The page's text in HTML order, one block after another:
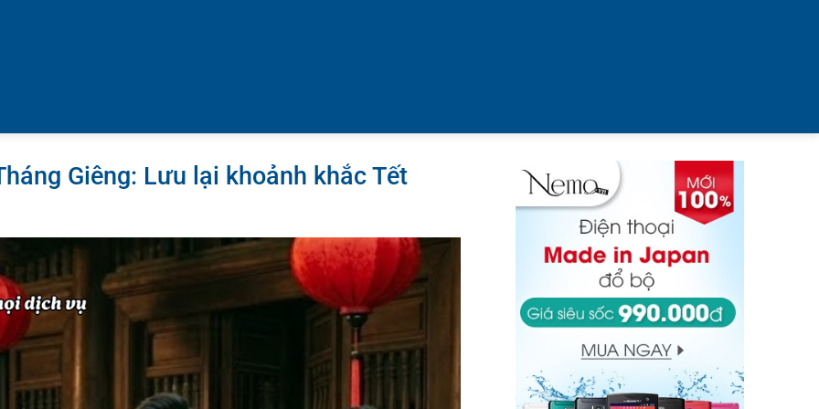
Giêng: Lưu lại khoảnh khắc Tết